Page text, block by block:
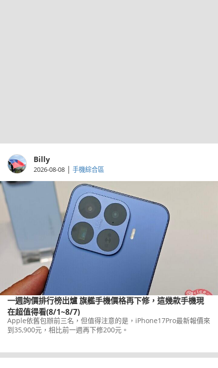
Billy
2026-08-08 | 手機綜合區
一週詢價排行榜出爐 旗艦手機價格再下修，這幾款手機現
在超值得看(8/1~8/7)
Apple依舊包辦前三名，但值得注意的是，iPhone17Pro最新報價來
到35,900元，相比前一週再下修200元。